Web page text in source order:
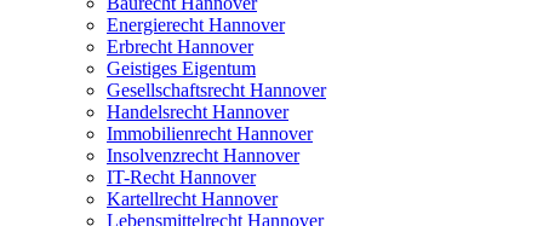
Energierecht Hannover
Erbrecht Hannover
Geistiges Eigentum
Gesellschaftsrecht Hannover
Handelsrecht Hannover
Immobilienrecht Hannover
Insolvenzrecht Hannover
IT-Recht Hannover
Kartellrecht Hannover
Lebensmittelrecht Hannover